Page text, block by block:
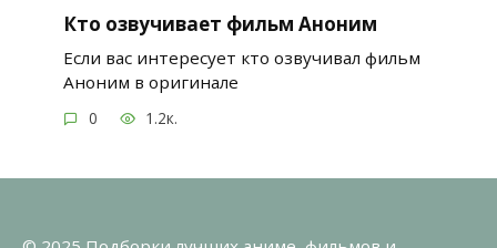
Кто озвучивает фильм Аноним
Если вас интересует кто озвучивал фильм
Аноним в оригинале
0 1.2к.